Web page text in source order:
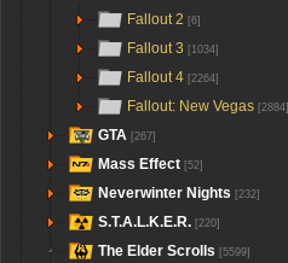
Fallout 2 [6]
Fallout 3 [1034]
Fallout 4 [2264]
Fallout: New Vegas [2884]
GTA [267]
Mass Effect [52]
Neverwinter Nights [232]
S.T.A.L.K.E.R. [220]
The Elder Scrolls [5599]